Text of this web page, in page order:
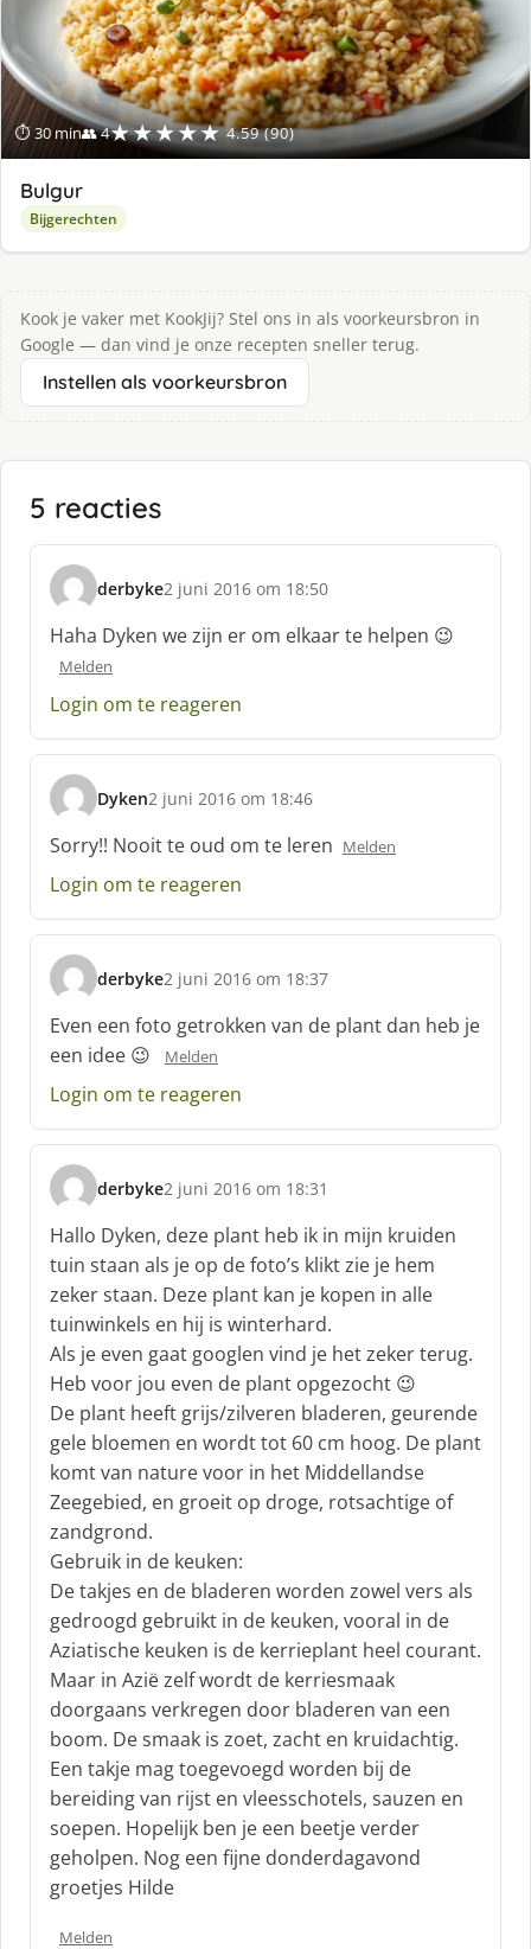
⏱ 30 min👥 4★★★★★ 4.59 (90)
Bulgur
Bijgerechten
Kook je vaker met KookJij? Stel ons in als voorkeursbron in
Google — dan vind je onze recepten sneller terug.
Instellen als voorkeursbron
5 reacties
derbyke
s
c
h
e
f
2 juni 2016 om 18:50
Haha Dyken we zijn er om elkaar te helpen 😉
Melden
Login om te reageren
Dyken
s
c
h
r
e
f
:
2 juni 2016 om 18:46
Sorry!! Nooit te oud om te leren Melden
Login om te reageren
derbyke
s
c
h
r
e
f
2 juni 2016 om 18:37
Even een foto getrokken van de plant dan heb je
een idee 😉
Melden
Login om te reageren
derbyke
s
c
h
r
e
e
f
:
2 juni 2016 om 18:31
Hallo Dyken, deze plant heb ik in mijn kruiden
tuin staan als je op de foto’s klikt zie je hem
zeker staan. Deze plant kan je kopen in alle
tuinwinkels en hij is winterhard.
Als je even gaat googlen vind je het zeker terug.
Heb voor jou even de plant opgezocht 😉
De plant heeft grijs/zilveren bladeren, geurende
gele bloemen en wordt tot 60 cm hoog. De plant
komt van nature voor in het Middellandse
Zeegebied, en groeit op droge, rotsachtige of
zandgrond.
Gebruik in de keuken:
De takjes en de bladeren worden zowel vers als
gedroogd gebruikt in de keuken, vooral in de
Aziatische keuken is de kerrieplant heel courant.
Maar in Azië zelf wordt de kerriesmaak
doorgaans verkregen door bladeren van een
boom. De smaak is zoet, zacht en kruidachtig.
Een takje mag toegevoegd worden bij de
bereiding van rijst en vleesschotels, sauzen en
soepen. Hopelijk ben je een beetje verder
geholpen. Nog een fijne donderdagavond
groetjes Hilde
Melden